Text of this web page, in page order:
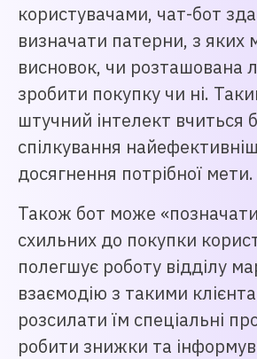
користувачами, чат-бот
визначати патерни, з
висновок, чи розташована
зробити покупку чи ні.
штучний інтелект вчиться
спілкування
досягнення потрібної мети.
Також бот може
схильних до покупки
полегшує роботу відділу
взаємодію з такими
розсилати їм спеціальні
робити знижки та